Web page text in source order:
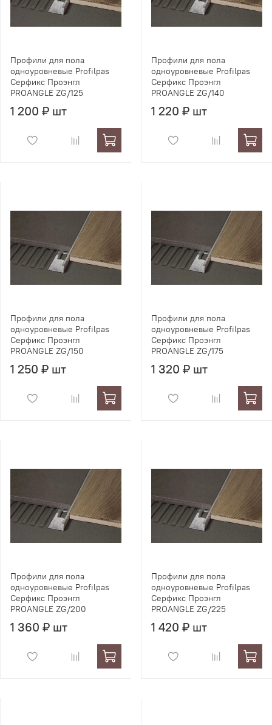
Профили для пола
одноуровневые Profilpas
Серфикс Проэнгл
PROANGLE ZG/125
1 200 ₽ шт
Профили для пола
одноуровневые Profilpas
Серфикс Проэнгл
PROANGLE ZG/140
1 220 ₽ шт
Профили для пола
одноуровневые Profilpas
Серфикс Проэнгл
PROANGLE ZG/150
1 250 ₽ шт
Профили для пола
одноуровневые Profilpas
Серфикс Проэнгл
PROANGLE ZG/175
1 320 ₽ шт
Профили для пола
одноуровневые Profilpas
Серфикс Проэнгл
PROANGLE ZG/200
1 360 ₽ шт
Профили для пола
одноуровневые Profilpas
Серфикс Проэнгл
PROANGLE ZG/225
1 420 ₽ шт